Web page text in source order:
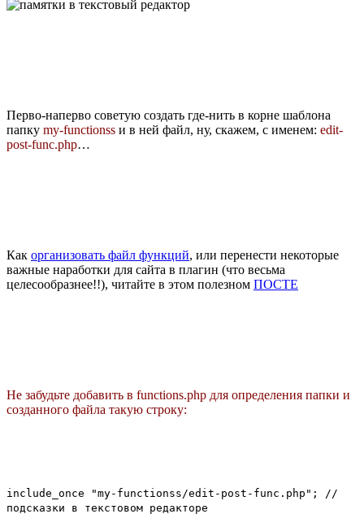
Перво-наперво советую создать где-нить в корне шаблона
папку my-functionss и в ней файл, ну, скажем, с именем: edit-
post-func.php…
Как организовать файл функций, или перенести некоторые
важные наработки для сайта в плагин (что весьма
целесообразнее!!), читайте в этом полезном ПОСТЕ
Не забудьте добавить в functions.php для определения папки и
созданного файла такую строку:
include_once "my-functionss/edit-post-func.php"; //
подсказки в текстовом редакторе